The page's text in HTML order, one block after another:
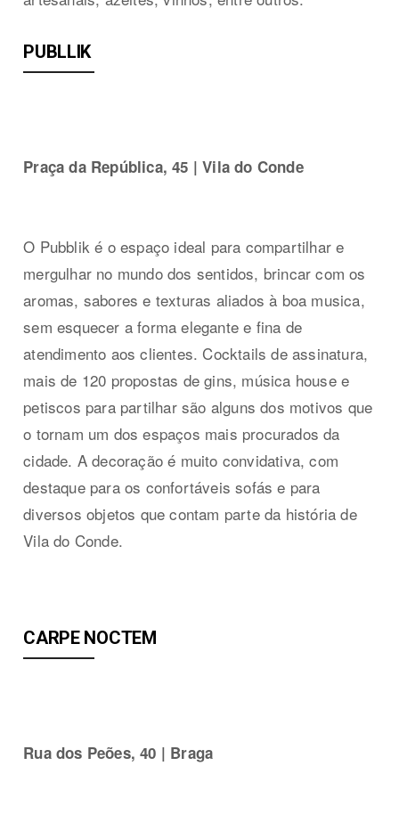
PUBLLIK
Praça da República, 45 | Vila do Conde
O Pubblik é o espaço ideal para compartilhar e
mergulhar no mundo dos sentidos, brincar com os
aromas, sabores e texturas aliados à boa musica,
sem esquecer a forma elegante e fina de
atendimento aos clientes. Cocktails de assinatura,
mais de 120 propostas de gins, música house e
petiscos para partilhar são alguns dos motivos que
o tornam um dos espaços mais procurados da
cidade. A decoração é muito convidativa, com
destaque para os confortáveis sofás e para
diversos objetos que contam parte da história de
Vila do Conde.
CARPE NOCTEM
Rua dos Peões, 40 | Braga